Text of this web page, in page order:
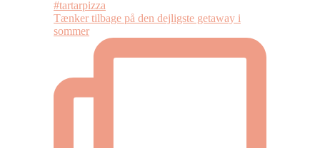
Tænker tilbage på den dejligste getaway i
sommer